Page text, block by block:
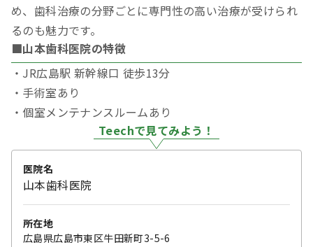
め、歯科治療の分野ごとに専門性の高い治療が受けられ
るのも魅力です。
■山本歯科医院の特徴
・JR広島駅 新幹線口 徒歩13分
・手術室あり
・個室メンテナンスルームあり
Teechで見てみよう！
医院名
山本歯科医院
所在地
広島県広島市東区牛田新町3-5-6